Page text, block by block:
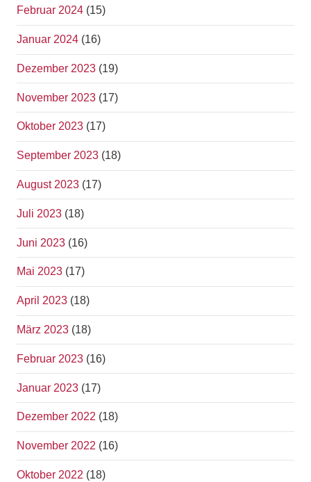
Februar 2024 (15)
Januar 2024 (16)
Dezember 2023 (19)
November 2023 (17)
Oktober 2023 (17)
September 2023 (18)
August 2023 (17)
Juli 2023 (18)
Juni 2023 (16)
Mai 2023 (17)
April 2023 (18)
März 2023 (18)
Februar 2023 (16)
Januar 2023 (17)
Dezember 2022 (18)
November 2022 (16)
Oktober 2022 (18)